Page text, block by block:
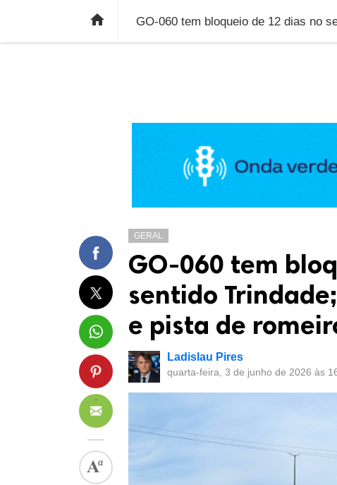

GERAL
GO-060 tem
sentido
e pista de
Ladislau Pires
quarta-feira, 3 de junho de 2026 às